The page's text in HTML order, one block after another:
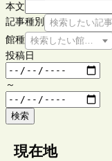
本文
記事種別
検索したい記
館種 検索したい館種を選
投稿日
～
検索
現在地